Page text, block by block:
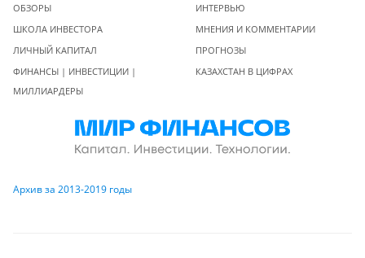
ОБЗОРЫ
ШКОЛА ИНВЕСТОРА
ЛИЧНЫЙ КАПИТАЛ
ФИНАНСЫ | ИНВЕСТИЦИИ |
МИЛЛИАРДЕРЫ
ИНТЕРВЬЮ
МНЕНИЯ И КОММЕНТАРИИ
ПРОГНОЗЫ
КАЗАХСТАН В ЦИФРАХ
Архив за 2013-2019 годы